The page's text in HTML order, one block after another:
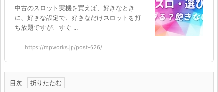
中古のスロット実機を買えば、好きなとき
に、好きな設定で、好きなだけスロットを打
ち放題ですが、すぐ ...
https://mpworks.jp/post-626/
目次